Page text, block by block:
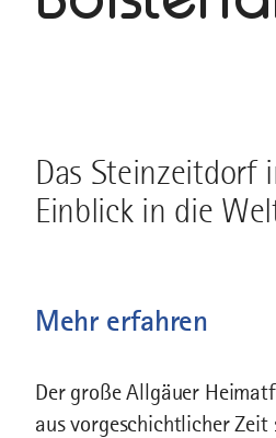
Das Steinzeitdorf
Einblick in die
Mehr erfahren
Der große Allgäuer
aus vorgeschichtlicher